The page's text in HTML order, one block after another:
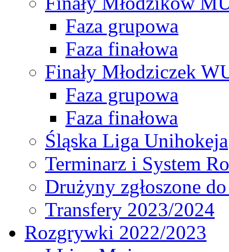
Faza grupowa
Faza finałowa
Finały Młodziczek
Faza grupowa
Faza finałowa
Śląska Liga Unihokeja
Terminarz i System
Drużyny zgłoszone
Transfery 2023/2024
Rozgrywki 2022/2023